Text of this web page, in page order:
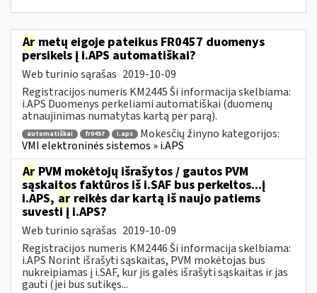
Ar metų eigoje pateikus FR0457 duomenys
persikels į i.APS automatiškai?
Web turinio sąrašas 2019-10-09
Registracijos numeris KM2445 Ši informacija skelbiama:
i.APS Duomenys perkeliami automatiškai (duomenų
atnaujinimas numatytas kartą per parą).
automatiškai fr0457 i.aps
Mokesčių žinyno kategorijos:
VMI elektroninės sistemos » i.APS
Ar PVM mokėtojų išrašytos / gautos PVM
sąskaitos faktūros iš i.SAF bus perkeltos...į
i.APS, ar reikės dar kartą iš naujo patiems
suvesti į i.APS?
Web turinio sąrašas 2019-10-09
Registracijos numeris KM2446 Ši informacija skelbiama:
i.APS Norint išrašyti sąskaitas, PVM mokėtojas bus
nukreipiamas į i.SAF, kur jis galės išrašyti sąskaitas ir jas
gauti (jei bus sutikęs...